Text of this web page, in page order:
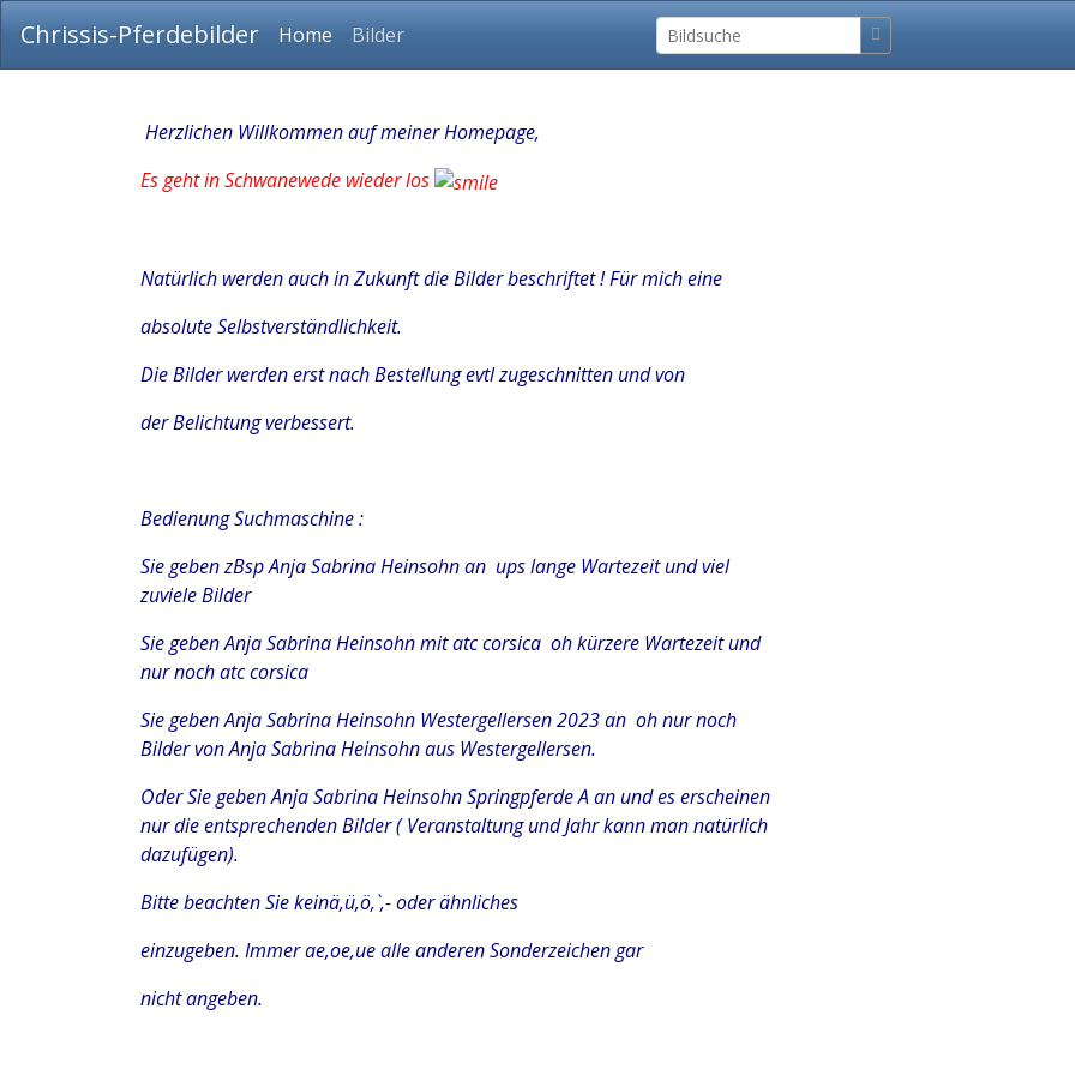
Chrissis-Pferdebilder Home Bilder
Herzlichen Willkommen auf meiner Homepage,
Es geht in Schwanewede wieder los
Natürlich werden auch in Zukunft die Bilder beschriftet ! Für mich eine
absolute Selbstverständlichkeit.
Die Bilder werden erst nach Bestellung evtl zugeschnitten und von
der Belichtung verbessert.
Bedienung Suchmaschine :
Sie geben zBsp Anja Sabrina Heinsohn an ups lange Wartezeit und viel
zuviele Bilder
Sie geben Anja Sabrina Heinsohn mit atc corsica oh kürzere Wartezeit und
nur noch atc corsica
Sie geben Anja Sabrina Heinsohn Westergellersen 2023 an oh nur noch
Bilder von Anja Sabrina Heinsohn aus Westergellersen.
Oder Sie geben Anja Sabrina Heinsohn Springpferde A an und es erscheinen
nur die entsprechenden Bilder ( Veranstaltung und Jahr kann man natürlich
dazufügen).
Bitte beachten Sie keinä,ü,ö,`,- oder ähnliches
einzugeben. Immer ae,oe,ue alle anderen Sonderzeichen gar
nicht angeben.